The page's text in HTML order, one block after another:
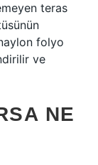
teras
folyo
ve
NE